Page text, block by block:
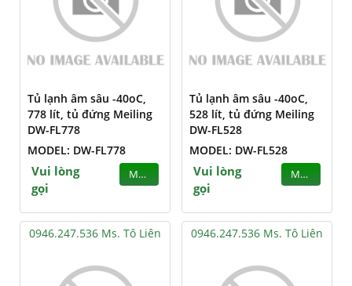
Tủ lạnh âm sâu -40oC,
778 lít, tủ đứng Meiling
DW-FL778
MODEL: DW-FL778
Vui lòng
gọi
MUA
Tủ lạnh âm sâu -40oC,
528 lít, tủ đứng Meiling
DW-FL528
MODEL: DW-FL528
Vui lòng
gọi
MUA
0946.247.536 Ms. Tô Liên 0946.247.536 Ms. Tô Liên